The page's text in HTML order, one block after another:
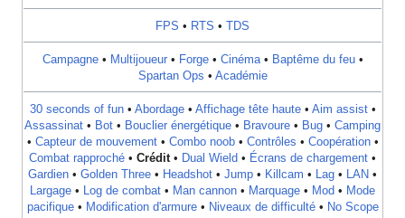
FPS • RTS • TDS
Campagne• Multijoueur• Forge• Cinéma• Baptême du feu•
Spartan Ops • Académie
30 seconds of fun• Abordage• Affichage tête haute• Aim assist•
Assassinat • Bot • Bouclier énergétique • Bravoure • Bug • Camping
• Capteur de mouvement• Combo noob• Contrôles • Coopération•
Combat rapproché • Crédit• Dual Wield • Écrans de chargement •
Gardien • Golden Three • Headshot • Jump • Killcam • Lag • LAN •
Largage • Log de combat • Man cannon • Marquage • Mod • Mode
pacifique• Modification d'armure• Niveaux de difficulté• No Scope